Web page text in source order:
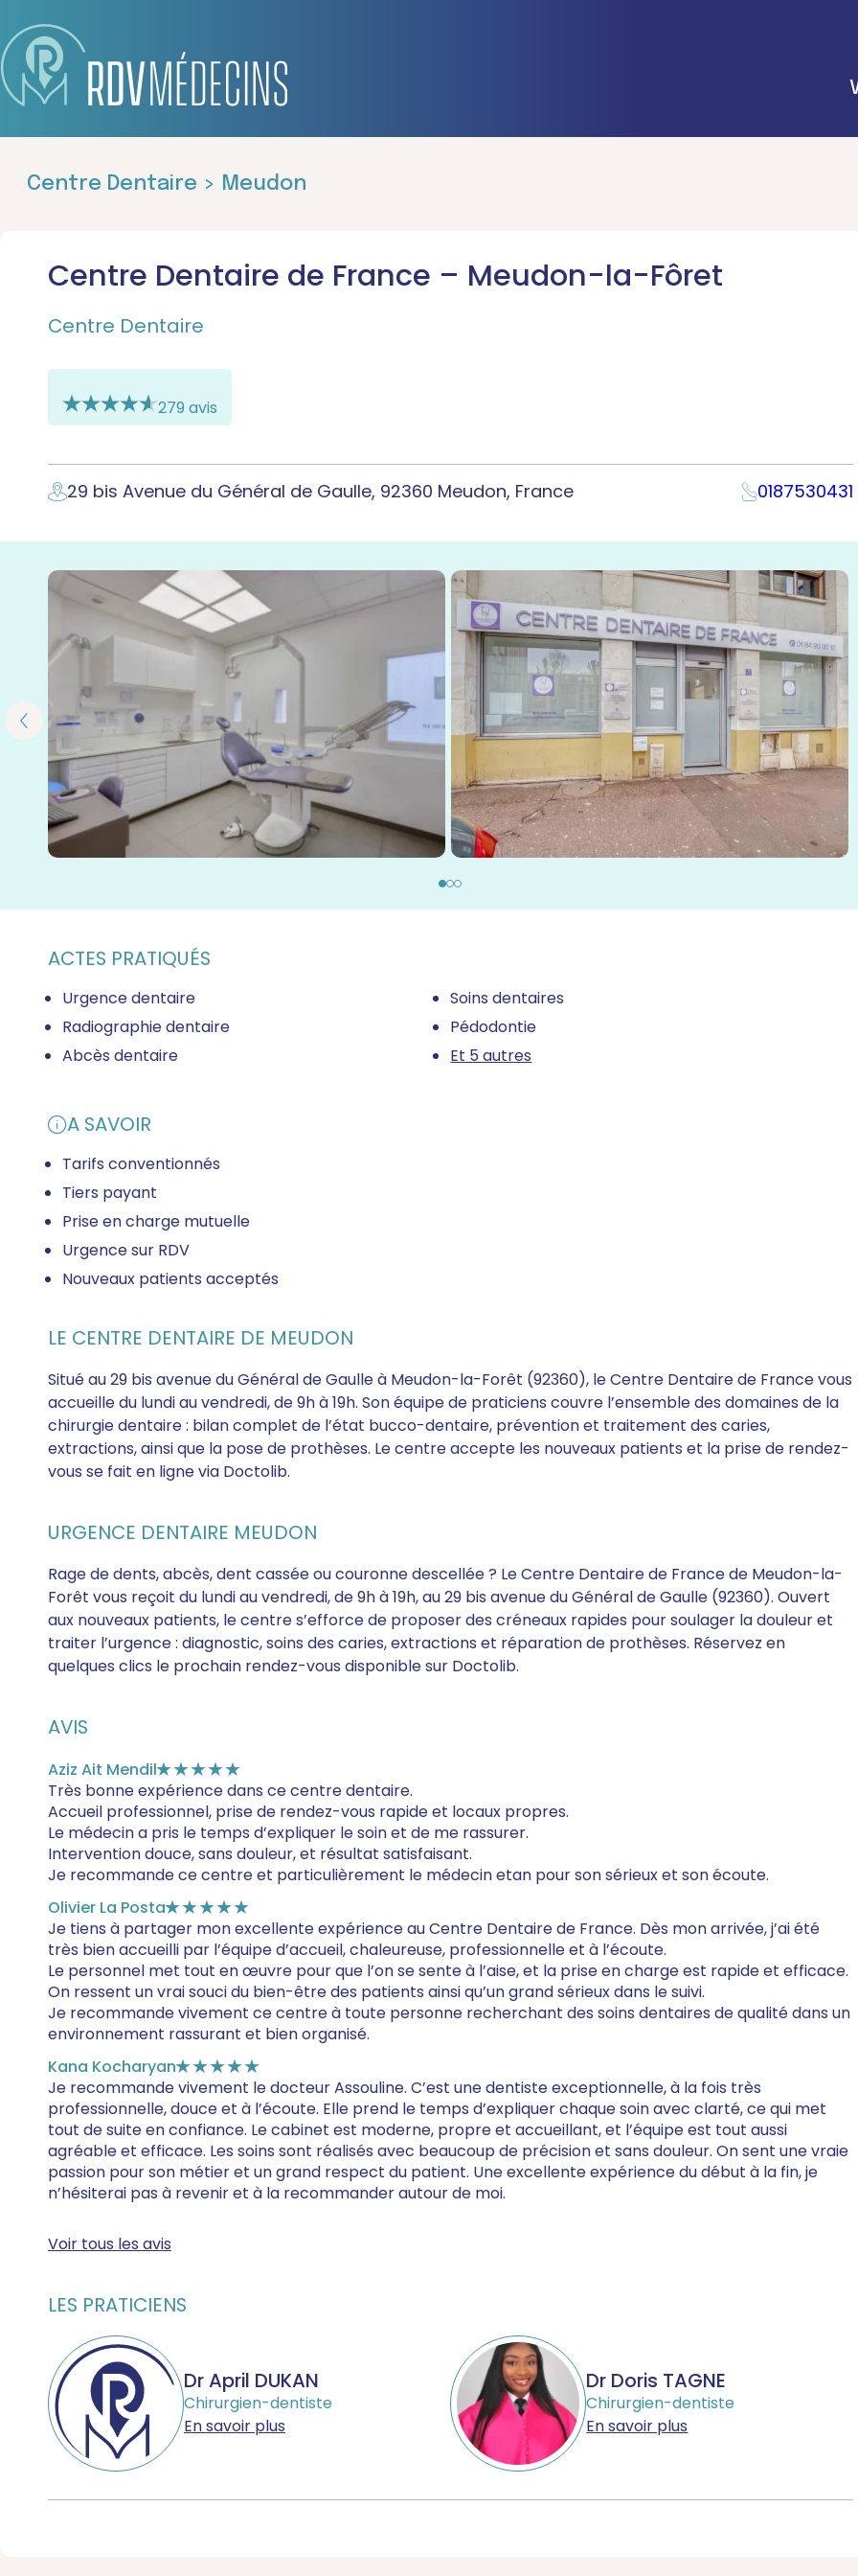
Centre Dentaire > Meudon
Centre Dentaire de France – Meudon-la-Fôret
Centre Dentaire
279 avis
29 bis Avenue du Général de Gaulle, 92360 Meudon, France 0187530431
ACTES PRATIQUÉS
Urgence dentaire
Soins dentaires
Radiographie dentaire
Pédodontie
Abcès dentaire
Et 5 autres
A SAVOIR
Tarifs conventionnés
Tiers payant
Prise en charge mutuelle
Urgence sur RDV
Nouveaux patients acceptés
LE CENTRE DENTAIRE DE MEUDON
Situé au 29 bis avenue du Général de Gaulle à Meudon-la-Forêt (92360), le Centre Dentaire de France vous
accueille du lundi au vendredi, de 9h à 19h. Son équipe de praticiens couvre l’ensemble des domaines de la
chirurgie dentaire : bilan complet de l’état bucco-dentaire, prévention et traitement des caries,
extractions, ainsi que la pose de prothèses. Le centre accepte les nouveaux patients et la prise de rendez-
vous se fait en ligne via Doctolib.
URGENCE DENTAIRE MEUDON
Rage de dents, abcès, dent cassée ou couronne descellée ? Le Centre Dentaire de France de Meudon-la-
Forêt vous reçoit du lundi au vendredi, de 9h à 19h, au 29 bis avenue du Général de Gaulle (92360). Ouvert
aux nouveaux patients, le centre s’efforce de proposer des créneaux rapides pour soulager la douleur et
traiter l’urgence : diagnostic, soins des caries, extractions et réparation de prothèses. Réservez en
quelques clics le prochain rendez-vous disponible sur Doctolib.
AVIS
Aziz Ait Mendil★★★★★
Très bonne expérience dans ce centre dentaire.
Accueil professionnel, prise de rendez-vous rapide et locaux propres.
Le médecin a pris le temps d’expliquer le soin et de me rassurer.
Intervention douce, sans douleur, et résultat satisfaisant.
Je recommande ce centre et particulièrement le médecin etan pour son sérieux et son écoute.
Olivier La Posta★★★★★
Je tiens à partager mon excellente expérience au Centre Dentaire de France. Dès mon arrivée, j’ai été
très bien accueilli par l’équipe d’accueil, chaleureuse, professionnelle et à l’écoute.
Le personnel met tout en œuvre pour que l’on se sente à l’aise, et la prise en charge est rapide et efficace.
On ressent un vrai souci du bien-être des patients ainsi qu’un grand sérieux dans le suivi.
Je recommande vivement ce centre à toute personne recherchant des soins dentaires de qualité dans un
environnement rassurant et bien organisé.
Kana Kocharyan★★★★★
Je recommande vivement le docteur Assouline. C’est une dentiste exceptionnelle, à la fois très
professionnelle, douce et à l’écoute. Elle prend le temps d’expliquer chaque soin avec clarté, ce qui met
tout de suite en confiance. Le cabinet est moderne, propre et accueillant, et l’équipe est tout aussi
agréable et efficace. Les soins sont réalisés avec beaucoup de précision et sans douleur. On sent une vraie
passion pour son métier et un grand respect du patient. Une excellente expérience du début à la fin, je
n’hésiterai pas à revenir et à la recommander autour de moi.
Voir tous les avis
LES PRATICIENS
Dr April DUKAN
Chirurgien-dentiste
En savoir plus
Dr Doris TAGNE
Chirurgien-dentiste
En savoir plus